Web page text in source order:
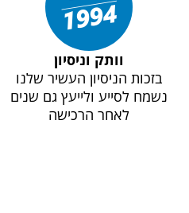
וותק וניסיון
בזכות הניסיון העשיר שלנו
נשמח לסייע ולייעץ גם שנים
לאחר הרכישה